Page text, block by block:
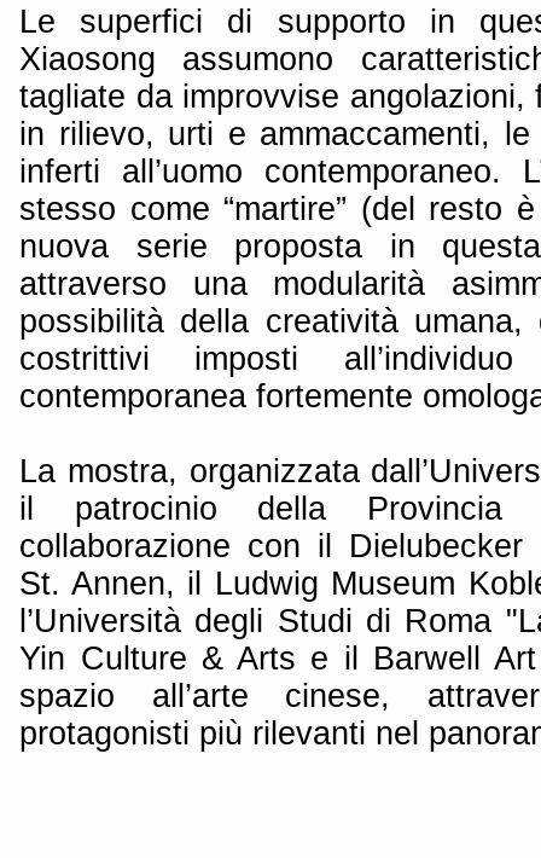
Le superfici di supporto in
Xiaosong assumono
tagliate da improvvise angolazioni,
in rilievo, urti e ammaccamenti,
inferti all’uomo contemporaneo.
stesso come “martire” (del resto
nuova serie proposta in
attraverso una modularità
possibilità della creatività umana,
costrittivi imposti
contemporanea fortemente
La mostra, organizzata
il patrocinio della
collaborazione con il Dielubecker
St. Annen, il Ludwig Museum
l’Università degli Studi di Roma
Yin Culture & Arts e il Barwell
spazio all’arte cinese,
protagonisti più rilevanti nel